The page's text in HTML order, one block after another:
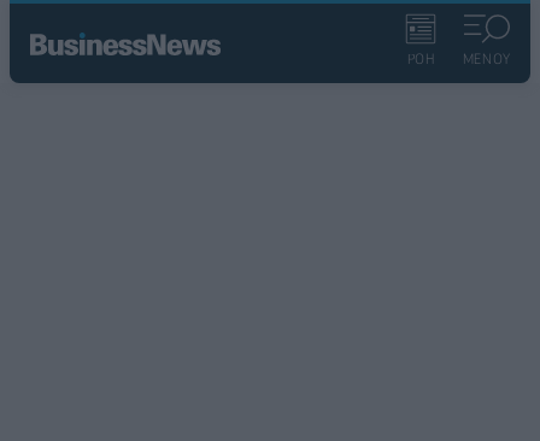
ΡΟΗ ΜΕΝΟΥ